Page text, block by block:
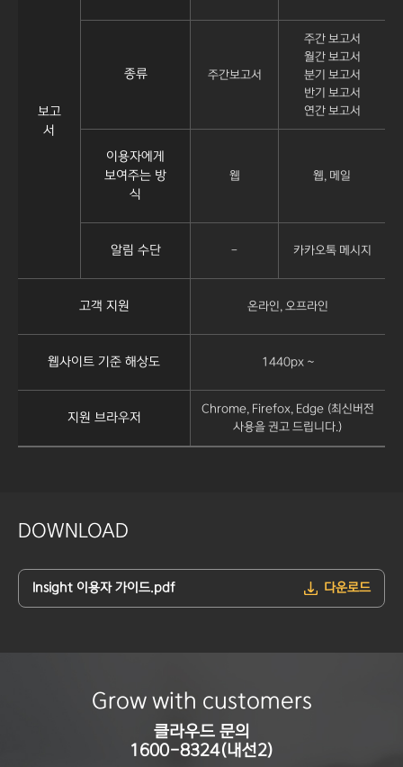
보고
서
종류 주간보고서
주간 보고서
월간 보고서
분기 보고서
반기 보고서
연간 보고서
이용자에게
보여주는 방
식
웹 웹, 메일
알림 수단 - 카카오톡 메시지
고객 지원 온라인, 오프라인
웹사이트 기준 해상도 1440px ~
지원 브라우저
Chrome, Firefox, Edge (최신버전
사용을 권고 드립니다.)
DOWNLOAD
Insight 이용자 가이드.pdf 다운로드
Grow with customers
클라우드 문의
1600-8324(내선2)